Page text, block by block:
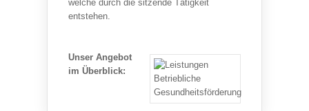
welche durch die sitzende Tätigkeit
entstehen.
Unser Angebot
im Überblick: